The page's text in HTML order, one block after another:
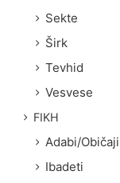
Sekte
Širk
Tevhid
Vesvese
FIKH
Adabi/Običaji
Ibadeti